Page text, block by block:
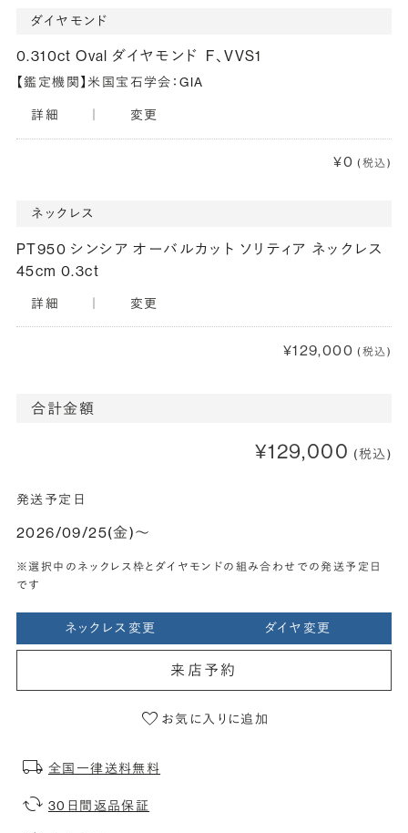
ダイヤモンド
0.310ct Oval ダイヤモンド F、VVS1
【鑑定機関】米国宝石学会：GIA
詳細 変更
¥0 (税込)
ネックレス
PT950 シンシア オーバルカット ソリティア ネックレス
45cm 0.3ct
詳細 変更
¥129,000 (税込)
合計金額
¥129,000 (税込)
発送予定日
2026/09/25(金)〜
※選択中のネックレス枠とダイヤモンドの組み合わせでの発送予定日
です
ネックレス変更 ダイヤ変更
来店予約
お気に入りに追加
全国一律送料無料
30日間返品保証